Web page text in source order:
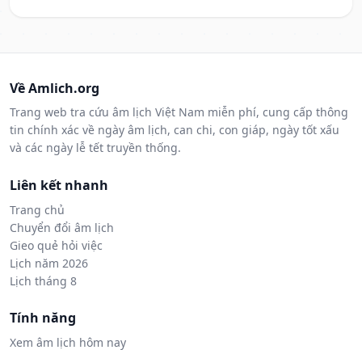
Về Amlich.org
Trang web tra cứu âm lịch Việt Nam miễn phí, cung cấp thông
tin chính xác về ngày âm lịch, can chi, con giáp, ngày tốt xấu
và các ngày lễ tết truyền thống.
Liên kết nhanh
Trang chủ
Chuyển đổi âm lịch
Gieo quẻ hỏi việc
Lịch năm 2026
Lịch tháng 8
Tính năng
Xem âm lịch hôm nay